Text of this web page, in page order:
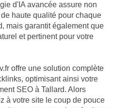
d'IA avancée assure non
haute qualité pour chaque
mais garantit également que
et pertinent pour votre
offre une solution complète
optimisant ainsi votre
SEO à Tallard. Alors
à votre site le coup de pouce